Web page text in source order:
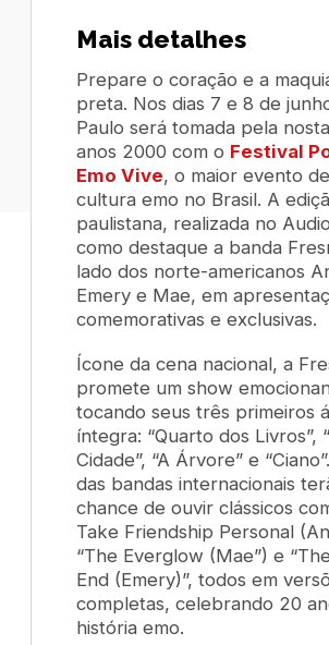
Mais detalhes
Prepare o coração e a
preta. Nos dias 7 e 8 de
Paulo será tomada pela
anos 2000 com o Festival
Emo Vive, o maior evento
cultura emo no Brasil. A
paulistana, realizada no
como destaque a banda
lado dos norte-americanos
Emery e Mae, em
comemorativas e exclusivas.
Ícone da cena nacional, a
promete um show
tocando seus três primeiros
íntegra: “Quarto dos Livros”,
Cidade”, “A Árvore” e
das bandas internacionais
chance de ouvir clássicos
Take Friendship Personal
“The Everglow (Mae”) e
End (Emery)”, todos em
completas, celebrando 20
história emo.